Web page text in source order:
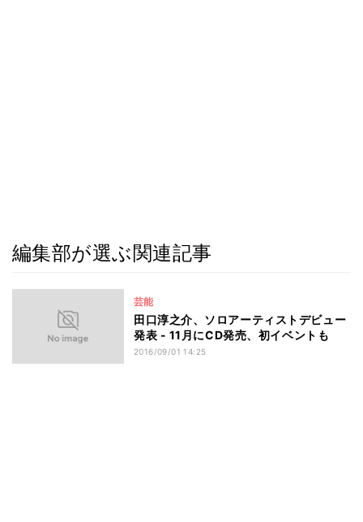
編集部が選ぶ関連記事
芸能
田口淳之介、ソロアーティストデビュー
発表 - 11月にCD発売、初イベントも
2016/09/01 14:25